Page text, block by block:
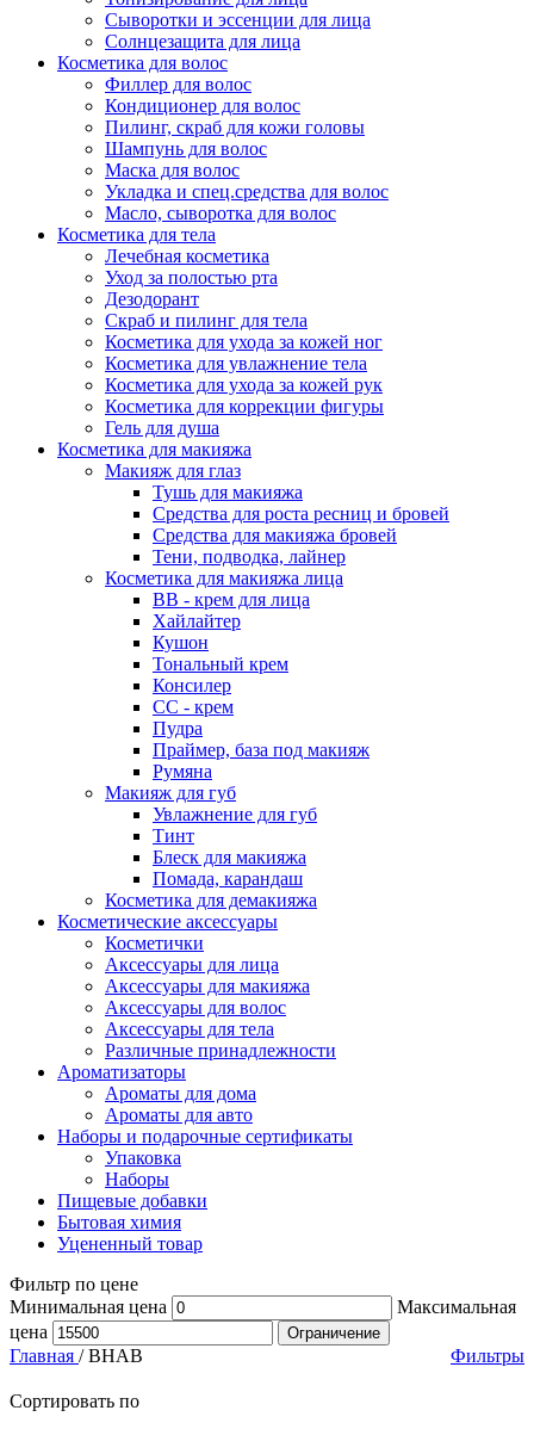
Сыворотки и эссенции для лица
Солнцезащита для лица
Косметика для волос
Филлер для волос
Кондиционер для волос
Пилинг, скраб для кожи головы
Шампунь для волос
Маска для волос
Укладка и спец.средства для волос
Масло, сыворотка для волос
Косметика для тела
Лечебная косметика
Уход за полостью рта
Дезодорант
Скраб и пилинг для тела
Косметика для ухода за кожей ног
Косметика для увлажнение тела
Косметика для ухода за кожей рук
Косметика для коррекции фигуры
Гель для душа
Косметика для макияжа
Макияж для глаз
Тушь для макияжа
Средства для роста ресниц и бровей
Средства для макияжа бровей
Тени, подводка, лайнер
Косметика для макияжа лица
ВВ - крем для лица
Хайлайтер
Кушон
Тональный крем
Консилер
СС - крем
Пудра
Праймер, база под макияж
Румяна
Макияж для губ
Увлажнение для губ
Тинт
Блеск для макияжа
Помада, карандаш
Косметика для демакияжа
Косметические аксессуары
Косметички
Аксессуары для лица
Аксессуары для макияжа
Аксессуары для волос
Аксессуары для тела
Различные принадлежности
Ароматизаторы
Ароматы для дома
Ароматы для авто
Наборы и подарочные сертификаты
Упаковка
Наборы
Пищевые добавки
Бытовая химия
Уцененный товар
Фильтр по цене
Минимальная цена
Максимальная
цена
Ограничение
Главная / BHAB Фильтры
Сортировать по